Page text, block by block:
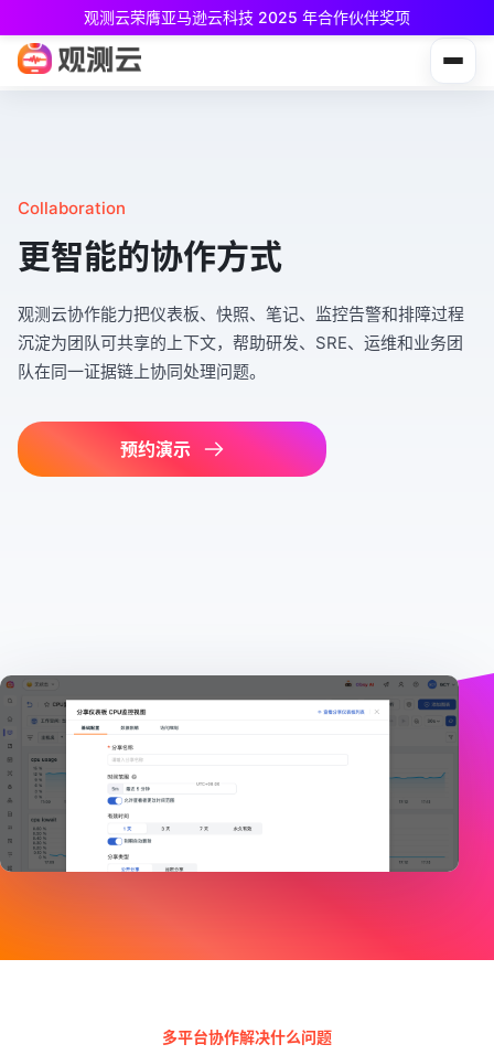
观测云荣膺亚马逊云科技 2025 年合作伙伴奖项
专为中小团队与个人开发者设计，立享强大可观测能力
Collaboration
更智能的协作方式
观测云协作能力把仪表板、快照、笔记、监控告警和排障过程
沉淀为团队可共享的上下文，帮助研发、SRE、运维和业务团
队在同一证据链上协同处理问题。
预约演示
多平台协作解决什么问题